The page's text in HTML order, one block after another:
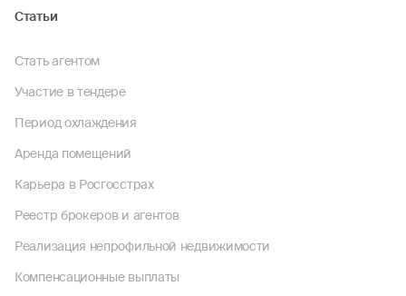
Статьи
Стать агентом
Участие в тендере
Период охлаждения
Аренда помещений
Карьера в Росгосстрах
Реестр брокеров и агентов
Реализация непрофильной недвижимости
Компенсационные выплаты